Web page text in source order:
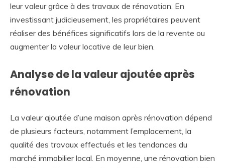
leur valeur grâce à des travaux de rénovation. En
investissant judicieusement, les propriétaires peuvent
réaliser des bénéfices significatifs lors de la revente ou
augmenter la valeur locative de leur bien.
Analyse de la valeur ajoutée après
rénovation
La valeur ajoutée d’une maison après rénovation dépend
de plusieurs facteurs, notamment l’emplacement, la
qualité des travaux effectués et les tendances du
marché immobilier local. En moyenne, une rénovation bien